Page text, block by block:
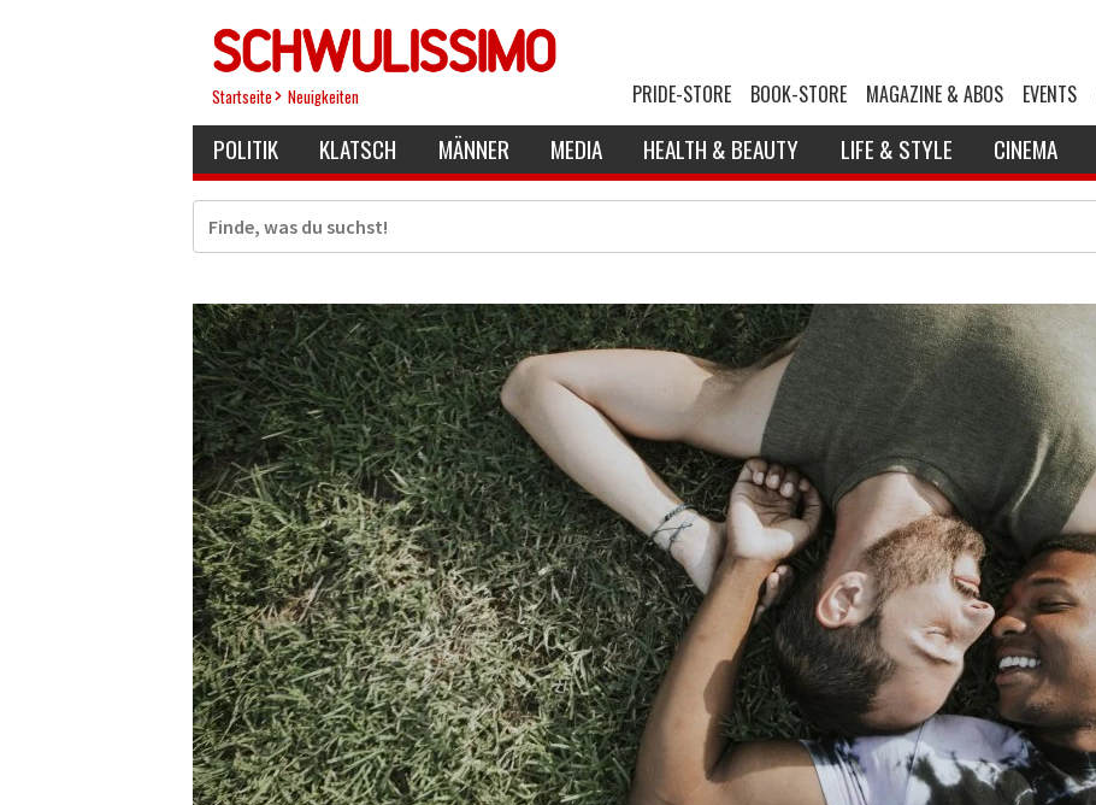
Startseite Neuigkeiten PRIDE-STORE BOOK-STORE MAGAZINE & ABOS EVENTS
POLITIK KLATSCH MÄNNER MEDIA HEALTH & BEAUTY LIFE & STYLE CINEMA
Suche